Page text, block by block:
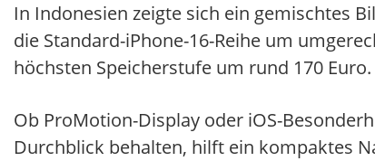
In Indonesien zeigte sich ein gemischtes
die Standard-iPhone-16-Reihe um
höchsten Speicherstufe um rund 170 Euro.
Ob ProMotion-Display oder iOS-
Durchblick behalten, hilft ein kompaktes